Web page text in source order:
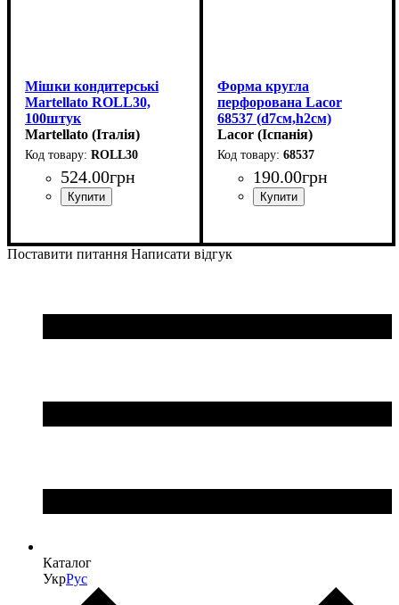
Мішки кондитерські
Martellato ROLL30,
100штук
Martellato (Італія)
ROLL30
524.00грн
Форма кругла
перфорована Lacor
68537 (d7см,h2см)
Lacor (Іспанія)
68537
190.00грн
Поставити питання Написати відгук
Каталог
УкрРус